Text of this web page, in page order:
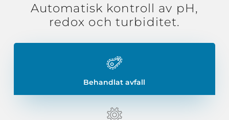
Automatisk kontroll av pH,
redox och turbiditet.
Behandlat avfall